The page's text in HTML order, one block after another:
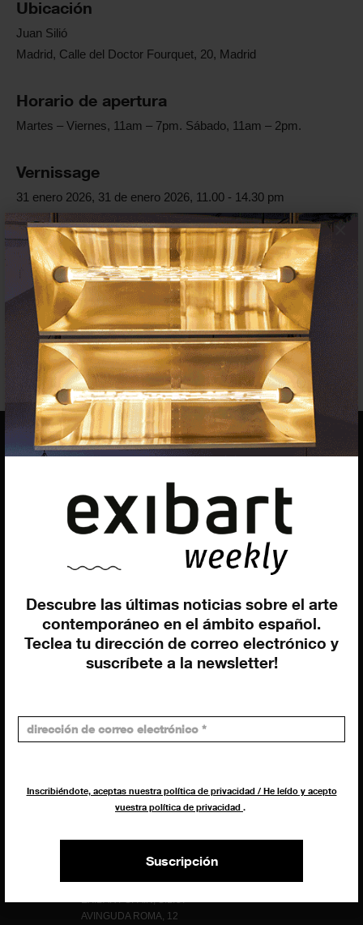
Descubre las últimas noticias sobre el arte
contemporáneo en el ámbito español.
Teclea tu dirección de correo electrónico y
suscríbete a la newsletter!
Inscribiéndote, aceptas nuestra política de privacidad / He leído y acepto
vuestra política de privacidad .
Suscripción
×
Ubicación
Juan Silió
Madrid, Calle del Doctor Fourquet, 20, Madrid
Horario de apertura
Martes – Viernes, 11am – 7pm. Sábado, 11am – 2pm.
Vernissage
31 enero 2026, 31 de enero 2026, 11.00 - 14.30 pm
Enlaces oficiales
Web
Artista/s
Carlos Irijalba
Dirección general
Uros Gorgone
Carolina Ciuti
Administración
Evelyn Parretti
Programación y diseño web
Giovanni Costante
AVINGUDA ROMA, 12